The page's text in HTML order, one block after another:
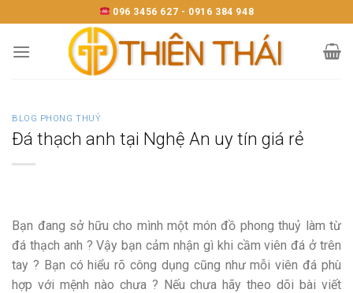
to
content
096 3456 627 - 0916 384 948
BLOG PHONG THUỶ
Đá thạch anh tại Nghệ An uy tín giá rẻ
Bạn đang sở hữu cho mình một món đồ phong thuỷ làm từ
đá thạch anh ? Vậy bạn cảm nhận gì khi cầm viên đá ở trên
tay ? Bạn có hiểu rõ công dụng cũng như mỗi viên đá phù
hợp với mệnh nào chưa ? Nếu chưa hãy theo dõi bài viết